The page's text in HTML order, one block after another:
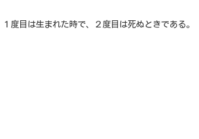
度目は生まれた時で、２度目は死ぬときである。